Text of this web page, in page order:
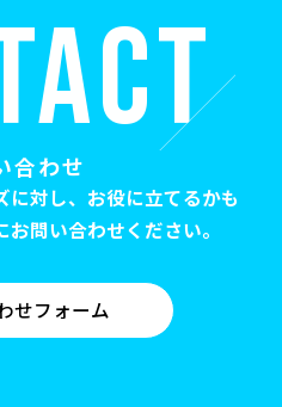
ACT
合わせ
に対し、お役に立てるかも
問い合わせください。
せフォーム